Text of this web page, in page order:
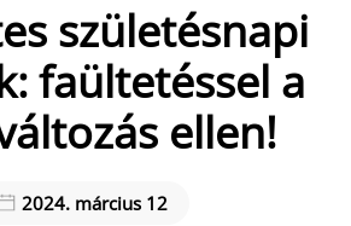
születésnapi
faültetéssel a
ellen!
2024. március 12